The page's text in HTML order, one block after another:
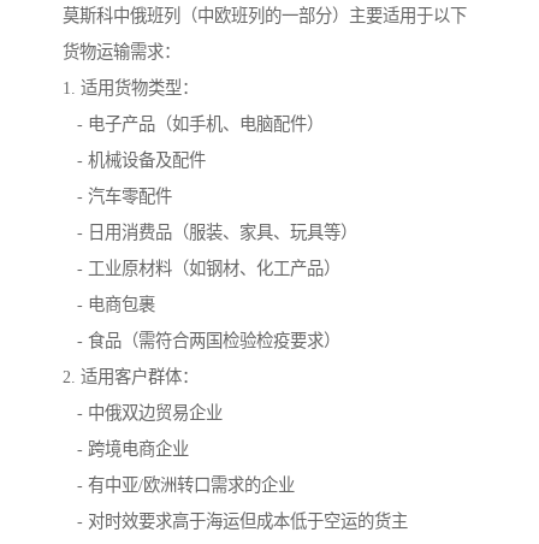
莫斯科中俄班列（中欧班列的一部分）主要适用于以下
货物运输需求：
1. 适用货物类型：
- 电子产品（如手机、电脑配件）
- 机械设备及配件
- 汽车零配件
- 日用消费品（服装、家具、玩具等）
- 工业原材料（如钢材、化工产品）
- 电商包裹
- 食品（需符合两国检验检疫要求）
2. 适用客户群体：
- 中俄双边贸易企业
- 跨境电商企业
- 有中亚/欧洲转口需求的企业
- 对时效要求高于海运但成本低于空运的货主